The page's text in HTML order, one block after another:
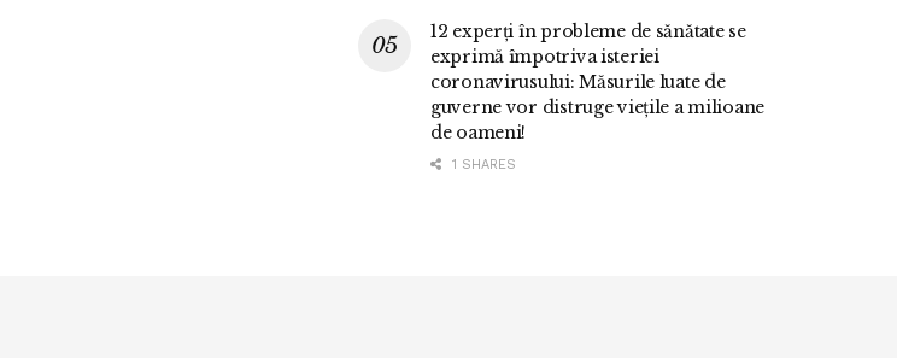
12 experți în probleme de sănătate se
exprimă împotriva isteriei
coronavirusului: Măsurile luate de
guverne vor distruge viețile a milioane
de oameni!
1 SHARES